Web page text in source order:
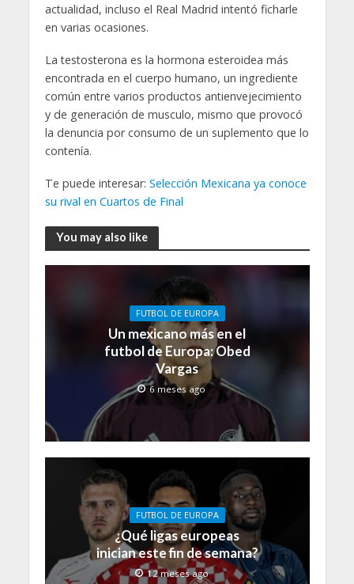
actualidad, incluso el Real Madrid intentó ficharle
en varias ocasiones.
La testosterona es la hormona esteroidea más
encontrada en el cuerpo humano, un ingrediente
común entre varios productos antienvejecimiento
y de generación de musculo, mismo que provocó
la denuncia por consumo de un suplemento que lo
contenía.
Te puede interesar: Selección Mexicana ya conoce
su rival en Cuartos de Final
You may also like
FUTBOL DE EUROPA
Un mexicano más en el
futbol de Europa: Obed
Vargas
6 meses ago
FUTBOL DE EUROPA
¿Qué ligas europeas
inician este fin de semana?
12 meses ago